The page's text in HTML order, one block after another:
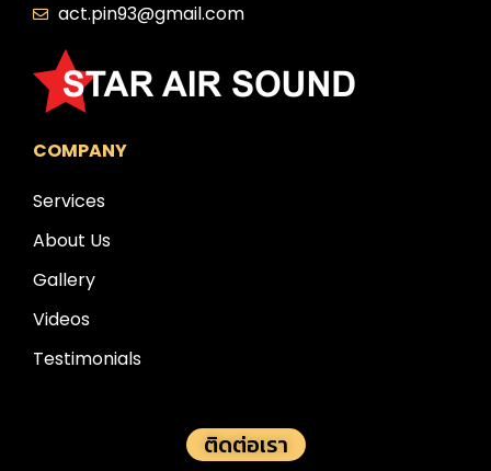
act.pin93@gmail.com
COMPANY
Services
About Us
Gallery
Videos
Testimonials
ติดต่อเรา